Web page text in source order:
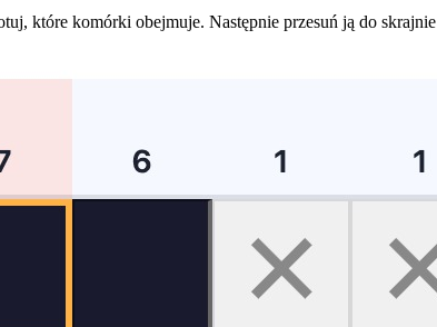
które komórki obejmuje. Następnie przesuń ją do